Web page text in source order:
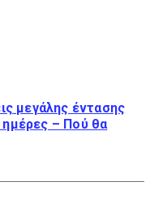
μεγάλης έντασης
ημέρες – Πού θα